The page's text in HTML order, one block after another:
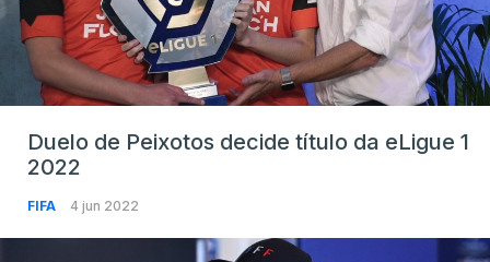
Duelo de Peixotos decide título da eLigue 1
2022
FIFA 4 jun 2022